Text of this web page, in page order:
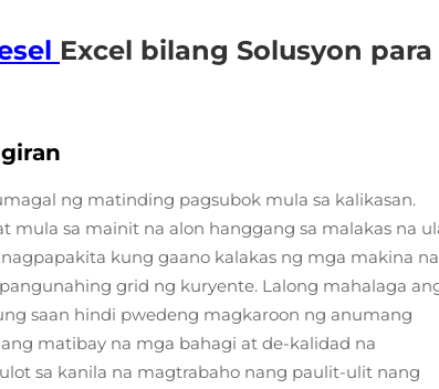
Excel bilang Solusyon para
ng matinding pagsubok mula sa kalikasan.
mula sa mainit na alon hanggang sa malakas na
kung gaano kalakas ng mga makina na
grid ng kuryente. Lalong mahalaga
saan hindi pwedeng magkaroon ng anumang
matibay na mga bahagi at de-kalidad na
sa kanila na magtrabaho nang paulit-ulit nang